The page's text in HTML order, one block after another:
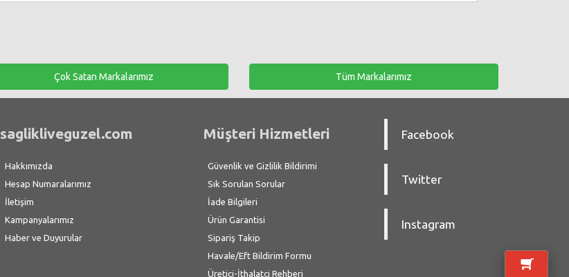
Çok Satan Markalarımız Tüm Markalarımız
saglikliveguzel.com
Hakkımızda
Hesap Numaralarımız
İletişim
Kampanyalarımız
Haber ve Duyurular
Müşteri Hizmetleri
Güvenlik ve Gizlilik Bildirimi
Sık Sorulan Sorular
İade Bilgileri
Ürün Garantisi
Sipariş Takip
Havale/Eft Bildirim Formu
Üretici-İthalatçi Rehberi
Facebook
Twitter
Instagram